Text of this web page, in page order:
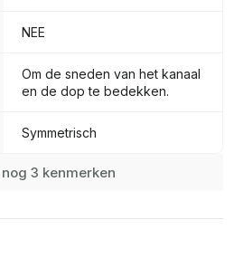
NEE
Om de sneden van het kanaal
en de dop te bedekken.
Symmetrisch
3 kenmerken